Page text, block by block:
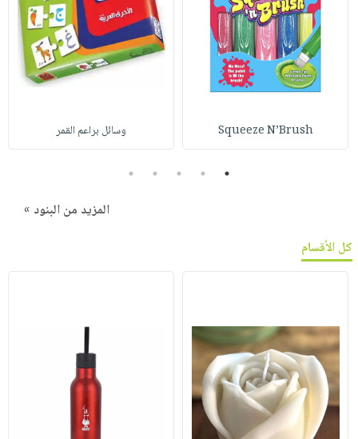
Squeeze N’Brush وسائل براعم القمر
1
2
3
4
5
المزيد من البنود »
كل الأقسام